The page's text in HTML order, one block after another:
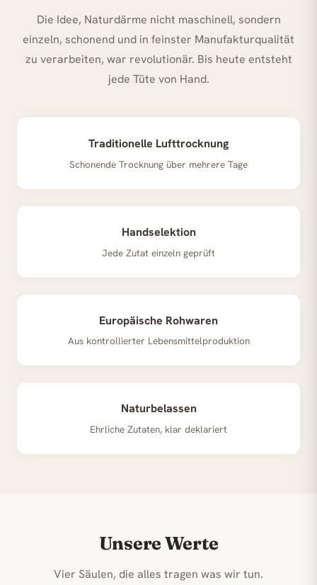
Die Idee, Naturdärme nicht maschinell, sondern
einzeln, schonend und in feinster Manufakturqualität
zu verarbeiten, war revolutionär. Bis heute entsteht
jede Tüte von Hand.
Traditionelle Lufttrocknung
Schonende Trocknung über mehrere Tage
Handselektion
Jede Zutat einzeln geprüft
Europäische Rohwaren
Aus kontrollierter Lebensmittelproduktion
Naturbelassen
Ehrliche Zutaten, klar deklariert
Unsere Werte
Vier Säulen, die alles tragen was wir tun.